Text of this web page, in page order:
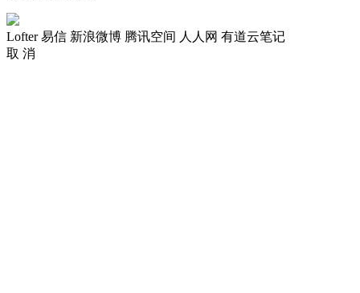
Lofter 易信 新浪微博 腾讯空间 人人网 有道云笔记
取 消